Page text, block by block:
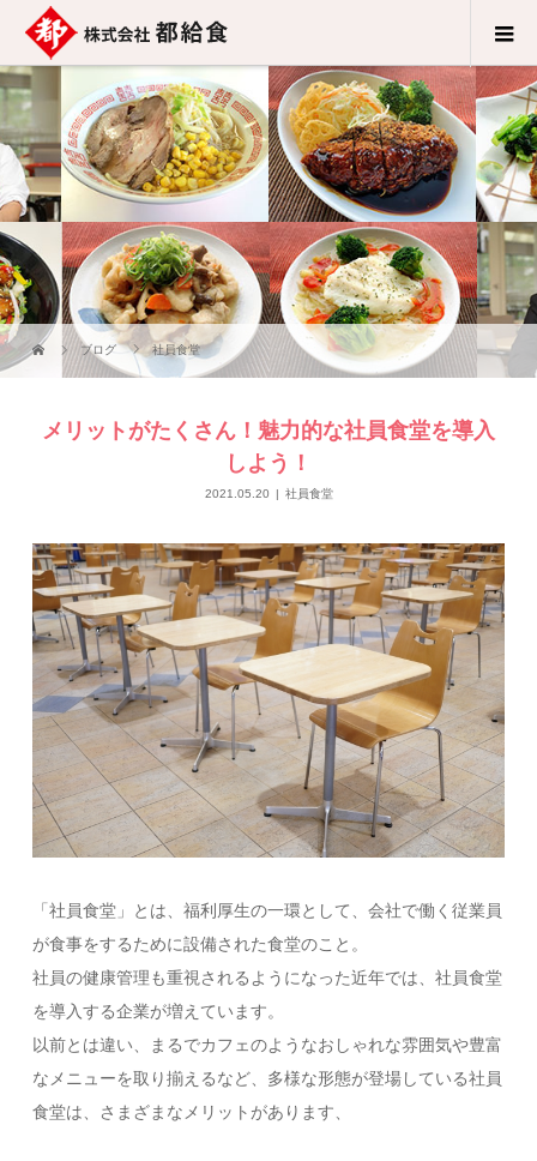
ブログ 社員食堂
メリットがたくさん！魅力的な社員食堂を導入
しよう！
2021.05.20 社員食堂
「社員食堂」とは、福利厚生の一環として、会社で働く従業員
が食事をするために設備された食堂のこと。
社員の健康管理も重視されるようになった近年では、社員食堂
を導入する企業が増えています。
以前とは違い、まるでカフェのようなおしゃれな雰囲気や豊富
なメニューを取り揃えるなど、多様な形態が登場している社員
食堂は、さまざまなメリットがあります、